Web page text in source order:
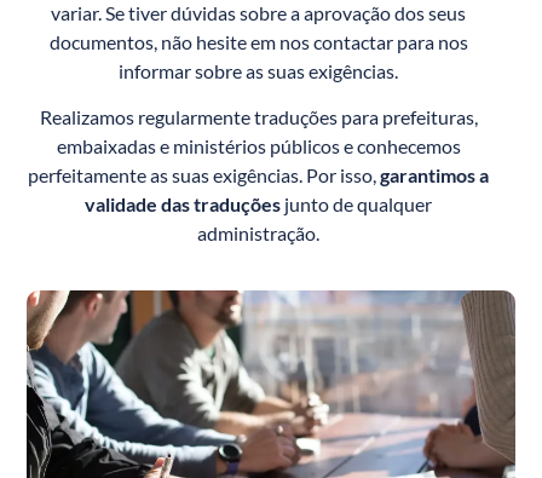
variar. Se tiver dúvidas sobre a aprovação dos seus
documentos, não hesite em nos contactar para nos
informar sobre as suas exigências.
Realizamos regularmente traduções para prefeituras,
embaixadas e ministérios públicos e conhecemos
perfeitamente as suas exigências. Por isso,garantimos a
validade das traduções junto de qualquer
administração.